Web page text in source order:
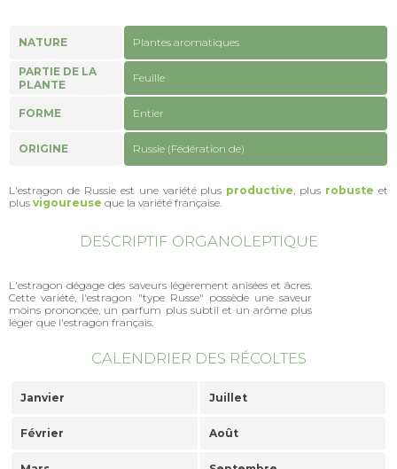
NATURE Plantes aromatiques
PARTIE DE LA
PLANTE
Feuille
FORME Entier
ORIGINE Russie (Fédération de)
L'estragon de Russie est une variété plus productive, plus robuste et
plus vigoureuse que la variété française.
DESCRIPTIF ORGANOLEPTIQUE
L'estragon dégage des saveurs légèrement anisées et âcres.
Cette variété, l'estragon "type Russe" possède une saveur
moins prononcée, un parfum plus subtil et un arôme plus
léger que l'estragon français.
CALENDRIER DES RÉCOLTES
Janvier Juillet
Février Août